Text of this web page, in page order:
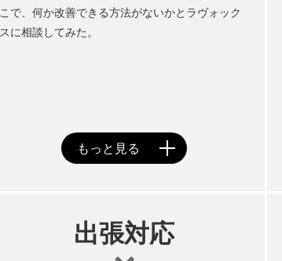
こで、何か改善できる方法がないかとラヴォック
スに相談してみた。
出張対応